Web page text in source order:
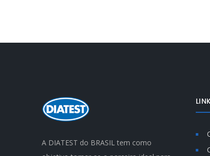
A DIATEST do BRASIL tem como